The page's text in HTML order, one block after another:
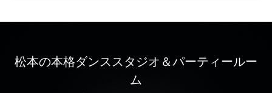
松本の本格ダンススタジオ＆パーティールー
ム